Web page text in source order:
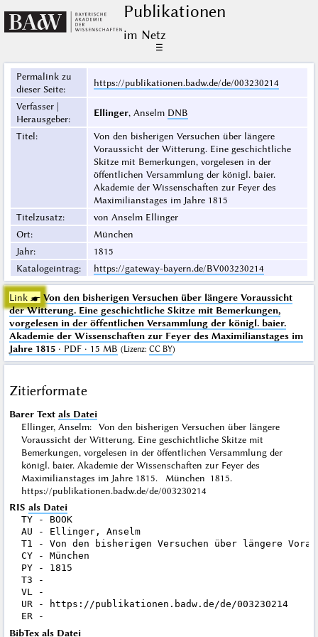
Publikationen
im Netz
☰
Permalink zu
dieser Seite:
https://publikationen.badw.de/de/003230214
Verfasser |
Herausgeber:
Ellinger, Anselm DNB
Titel:
Von den bisherigen Versuchen über längere
Voraussicht der Witterung. Eine geschichtliche
Skitze mit Bemerkungen, vorgelesen in der
öffentlichen Versammlung der königl. baier.
Akademie der Wissenschaften zur Feyer des
Maximilianstages im Jahre 1815
Titelzusatz:
von Anselm Ellinger
Ort:
München
Jahr:
1815
Katalogeintrag: https://gateway-bayern.de/BV003230214
Link ☛ Von den bisherigen Versuchen über längere Voraussicht
der Witterung. Eine geschichtliche Skitze mit Bemerkungen,
vorgelesen in der öffentlichen Versammlung der königl. baier.
Akademie der Wissenschaften zur Feyer des Maximilianstages im
Jahre 1815· PDF · 15 MB (Lizenz: CC BY)
Zitierformate
Barer Text als Datei
Ellinger, Anselm: Von den bisherigen Versuchen über längere
Voraussicht der Witterung. Eine geschichtliche Skitze mit
Bemerkungen, vorgelesen in der öffentlichen Versammlung der
königl. baier. Akademie der Wissenschaften zur Feyer des
Maximilianstages im Jahre 1815. München 1815.
https://publikationen.badw.de/de/003230214
RIS als Datei
TY - BOOK
AU - Ellinger, Anselm
T1 - Von den bisherigen Versuchen über längere
CY - München
PY - 1815
T3 -
VL -
UR - https://publikationen.badw.de/de/003230214
BibTex als Datei